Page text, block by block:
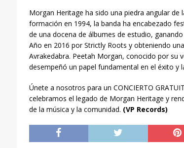
Morgan Heritage ha sido una piedra angular de
formación en 1994, la banda ha encabezado
de una docena de álbumes de estudio,
Año en 2016 por Strictly Roots y obteniendo
Avrakedabra. Peetah Morgan, conocido por su
desempeñó un papel fundamental en el éxito y
Únete a nosotros para un CONCIERTO
celebramos el legado de Morgan Heritage y
de la música y la comunidad. (VP Records)